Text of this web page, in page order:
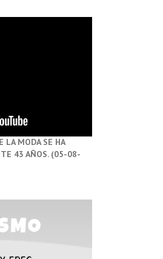
LA MODA SE HA
43 AÑOS. (05-08-